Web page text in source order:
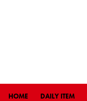
HOME DAILY ITEM